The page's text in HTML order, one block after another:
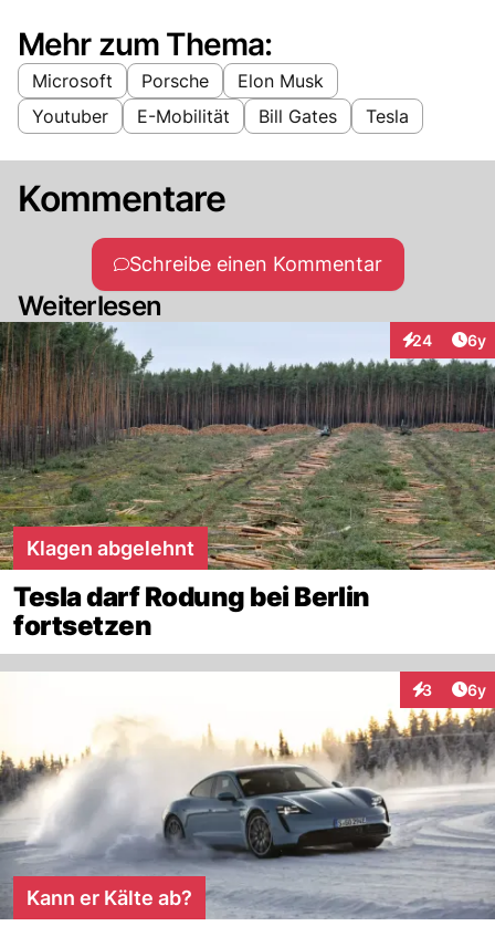
Mehr zum Thema:
Microsoft Porsche
Elon Musk
Youtuber
E-Mobilität Bill Gates Tesla
Kommentare
Schreibe einen Kommentar
Weiterlesen
24
Interaktionen
6y
Klagen abgelehnt
Tesla darf Rodung bei Berlin
fortsetzen
3 6y
Kann er Kälte ab?